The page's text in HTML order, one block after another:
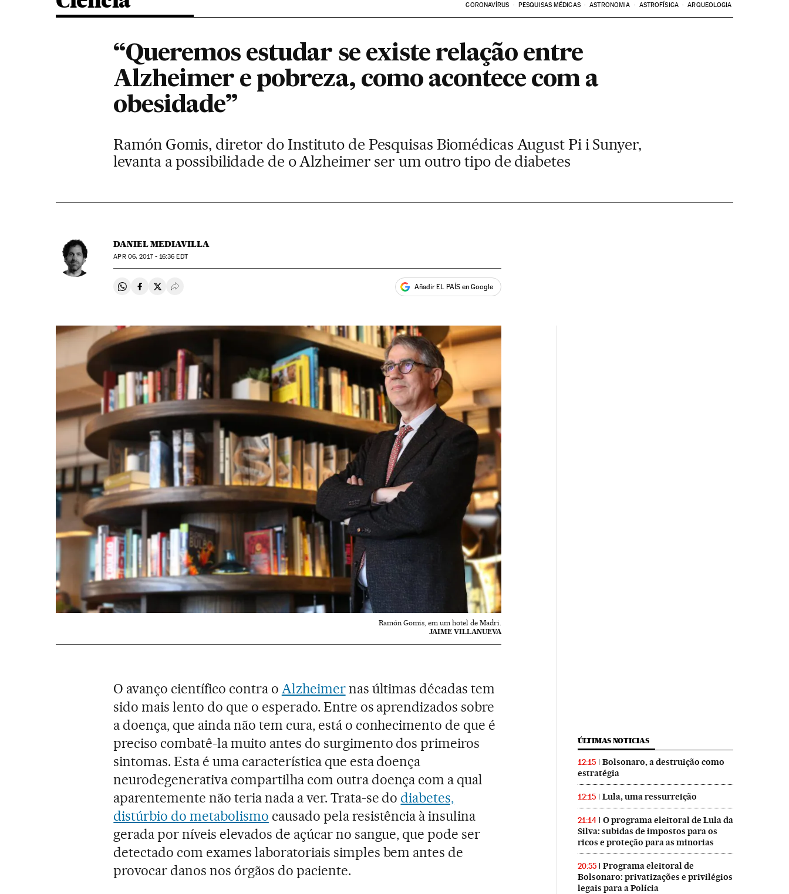
CORONAVÍRUS PESQUISAS MÉDICAS ASTRONOMIA ASTROFÍSICA ARQUEOLOGIA
“Queremos estudar se existe relação entre
Alzheimer e pobreza, como acontece com a
obesidade”
Ramón Gomis, diretor do Instituto de Pesquisas Biomédicas August Pi i Sunyer,
levanta a possibilidade de o Alzheimer ser um outro tipo de diabetes
DANIEL MEDIAVILLA
APR06, 2017 - 16:36 EDT
Compartir en Whatsapp
Compartir en Facebook
Compartir en Twitter
Desplegar Redes Sociales Añadir EL PAÍS en Google
Ramón Gomis, em um hotel de Madri.
JAIME VILLANUEVA
O avanço científico contra o Alzheimernas últimas décadas tem
sido mais lento do que o esperado. Entre os aprendizados sobre
a doença, que ainda não tem cura, está o conhecimento de que é
preciso combatê-la muito antes do surgimento dos primeiros
sintomas. Esta é uma característica que esta doença
neurodegenerativa compartilha com outra doença com a qual
aparentemente não teria nada a ver. Trata-se do diabetes,
distúrbio do metabolismo causado pela resistência à insulina
gerada por níveis elevados de açúcar no sangue, que pode ser
detectado com exames laboratoriais simples bem antes de
provocar danos nos órgãos do paciente.
ÚLTIMAS NOTICIAS
12:15
Bolsonaro, a destruição como
estratégia
12:15 Lula, uma ressurreição
21:14
O programa eleitoral de Lula da
Silva: subidas de impostos para os
ricos e proteção para as minorias
20:55
Programa eleitoral de
Bolsonaro: privatizações e privilégios
legais para a Polícia